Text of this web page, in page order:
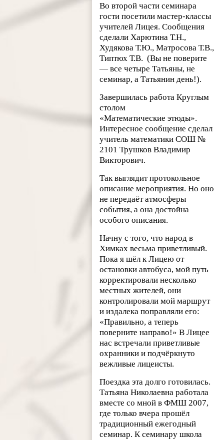
Во второй части семинара
гости посетили мастер-классы
учителей Лицея. Сообщения
сделали Харютина Т.Н.,
Худякова Т.Ю., Матросова Т.В.,
Типтюх Т.В. (Вы не поверите
— все четыре Татьяны, не
семинар, а Татьянин день!).
Завершилась работа Круглым
столом
«Математические этюды».
Интересное сообщение сделал
учитель математики СОШ №
2101 Трушков Владимир
Викторович.
Так выглядит протокольное
описание мероприятия. Но оно
не передаёт атмосферы
события, а она достойна
особого описания.
Начну с того, что народ в
Химках весьма приветливый.
Пока я шёл к Лицею от
остановки автобуса, мой путь
корректировали несколько
местных жителей, они
контролировали мой маршрут
и издалека поправляли его:
«Правильно, а теперь
поверните направо!» В Лицее
нас встречали приветливые
охранники и подчёркнуто
вежливые лицеисты.
Поездка эта долго готовилась.
Татьяна Николаевна работала
вместе со мной в ФМШ 2007,
где только вчера прошёл
традиционный ежегодный
семинар. К семинару школа